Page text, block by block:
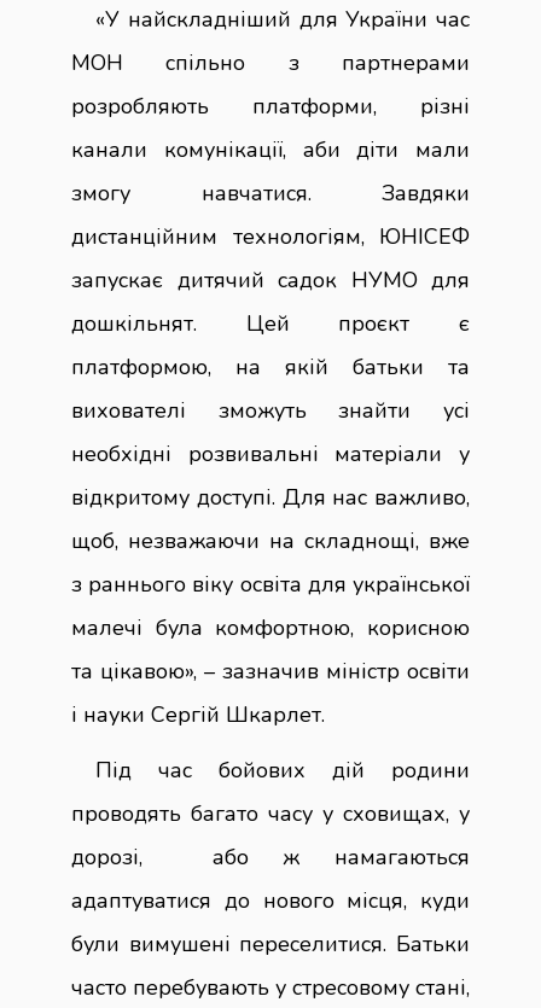
«У найскладніший для України час
МОН спільно з партнерами
розробляють платформи, різні
канали комунікації, аби діти мали
змогу навчатися. Завдяки
дистанційним технологіям, ЮНІСЕФ
запускає дитячий садок НУМО для
дошкільнят. Цей проєкт є
платформою, на якій батьки та
вихователі зможуть знайти усі
необхідні розвивальні матеріали у
відкритому доступі. Для нас важливо,
щоб, незважаючи на складнощі, вже
з раннього віку освіта для української
малечі була комфортною, корисною
та цікавою», – зазначив міністр освіти
і науки Сергій Шкарлет.
Під час бойових дій родини
проводять багато часу у сховищах, у
дорозі, або ж намагаються
адаптуватися до нового місця, куди
були вимушені переселитися. Батьки
часто перебувають у стресовому стані,